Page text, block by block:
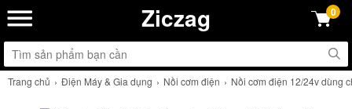
Ziczag 0
Trang chủ Điện Máy & Gia dụng Nồi cơm điện Nồi cơm điện 12/24v dùng